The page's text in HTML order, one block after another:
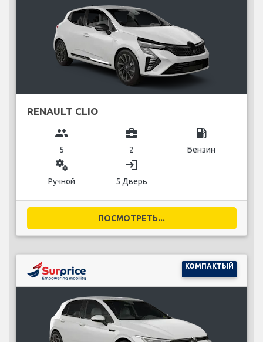
RENAULT CLIO
group
5
business_center
2
local_gas_station
Бензин
miscellaneous_services
Ручной
login
5 Дверь
ПОСМОТРЕТЬ...
КОМПАКТЫЙ